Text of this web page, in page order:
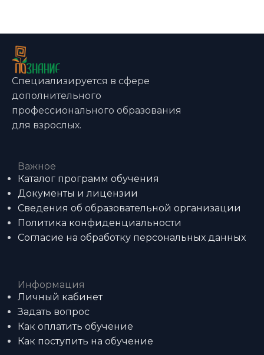
Специализируется в сфере
дополнительного
профессионального образования
для взрослых.
Важное
Каталог программ обучения
Документы и лицензии
Сведения об образовательной организации
Политика конфиденциальности
Согласие на обработку персональных данных
Информация
Личный кабинет
Задать вопрос
Как оплатить обучение
Как поступить на обучение